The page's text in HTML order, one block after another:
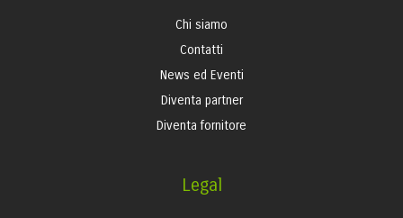
Chi siamo
Contatti
News ed Eventi
Diventa partner
Diventa fornitore
Legal